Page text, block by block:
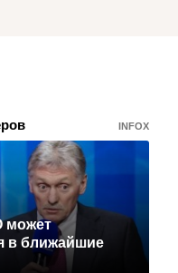
INFOX
может
в ближайшие